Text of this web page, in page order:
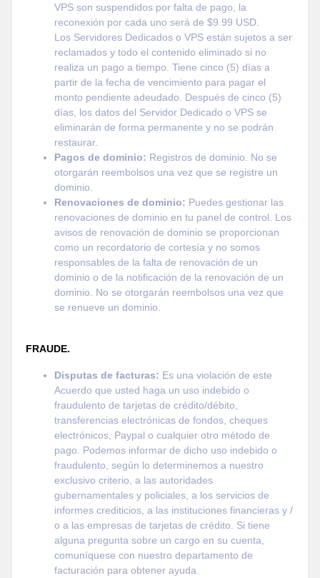
VPS son suspendidos por falta de pago, la
reconexión por cada uno será de $9.99 USD.
Los Servidores Dedicados o VPS están sujetos a ser
reclamados y todo el contenido eliminado si no
realiza un pago a tiempo. Tiene cinco (5) días a
partir de la fecha de vencimiento para pagar el
monto pendiente adeudado. Después de cinco (5)
días, los datos del Servidor Dedicado o VPS se
eliminarán de forma permanente y no se podrán
restaurar.
Pagos de dominio: Registros de dominio. No se
otorgarán reembolsos una vez que se registre un
dominio.
Renovaciones de dominio: Puedes gestionar las
renovaciones de dominio en tu panel de control. Los
avisos de renovación de dominio se proporcionan
como un recordatorio de cortesía y no somos
responsables de la falta de renovación de un
dominio o de la notificación de la renovación de un
dominio. No se otorgarán reembolsos una vez que
se renueve un dominio.
FRAUDE.
Disputas de facturas: Es una violación de este
Acuerdo que usted haga un uso indebido o
fraudulento de tarjetas de crédito/débito,
transferencias electrónicas de fondos, cheques
electrónicos, Paypal o cualquier otro método de
pago. Podemos informar de dicho uso indebido o
fraudulento, según lo determinemos a nuestro
exclusivo criterio, a las autoridades
gubernamentales y policiales, a los servicios de
informes crediticios, a las instituciones financieras y /
o a las empresas de tarjetas de crédito. Si tiene
alguna pregunta sobre un cargo en su cuenta,
comuníquese con nuestro departamento de
facturación para obtener ayuda.